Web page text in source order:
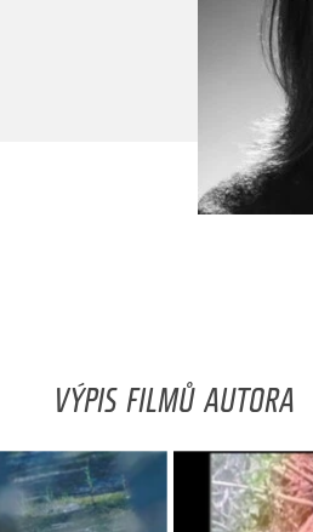
VÝPIS FILMŮ AUTORA